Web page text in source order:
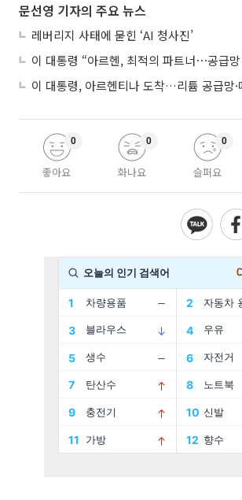
문선영 기자의 주요 뉴스
레버리지 사태에 묻힌 ‘AI 청사진’
좋아요
0
화나요
0
슬퍼요
0